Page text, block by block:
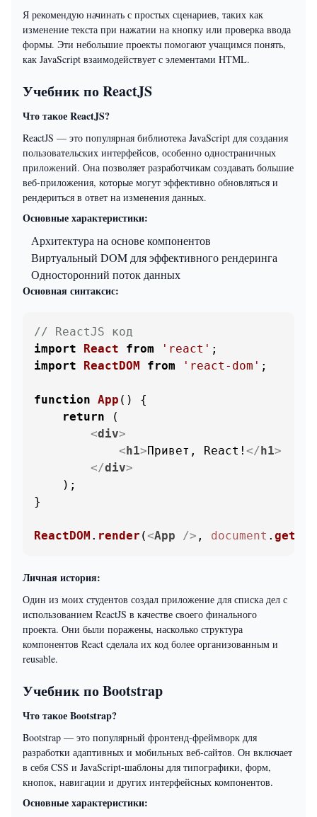
Я рекомендую начинать с простых сценариев, таких как
изменение текста при нажатии на кнопку или проверка ввода
формы. Эти небольшие проекты помогают учащимся понять,
как JavaScript взаимодействует с элементами HTML.
Учебник по ReactJS
Что такое ReactJS?
ReactJS — это популярная библиотека JavaScript для создания
пользовательских интерфейсов, особенно одностраничных
приложений. Она позволяет разработчикам создавать большие
веб-приложения, которые могут эффективно обновляться и
рендериться в ответ на изменения данных.
Основные характеристики:
Архитектура на основе компонентов
Виртуальный DOM для эффективного рендеринга
Односторонний поток данных
Основная синтаксис:
// ReactJS код
import
React from 'react'
import
ReactDOM from 'react-dom' ;
function App ( ) {
return (
<div>
<h1>Привет, React! </h1>
</div>
    );
}
ReactDOM . render (<App /> , document .
Личная история:
Один из моих студентов создал приложение для списка дел с
использованием ReactJS в качестве своего финального
проекта. Они были поражены, насколько структура
компонентов React сделала их код более организованным и
reusable.
Учебник по Bootstrap
Что такое Bootstrap?
Bootstrap — это популярный фронтенд-фреймворк для
разработки адаптивных и мобильных веб-сайтов. Он включает
в себя CSS и JavaScript-шаблоны для типографики, форм,
кнопок, навигации и других интерфейсных компонентов.
Основные характеристики: